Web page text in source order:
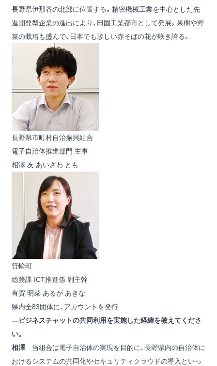
長野県伊那谷の北部に位置する。精密機械工業を中心とした先
進開発型企業の進出により、田園工業都市として発展。果樹や野
菜の栽培も盛んで、日本でも珍しい赤そばの花が咲き誇る。
長野県市町村自治振興組合
電子自治体推進部門 主事
相澤 友 あいざわ とも
箕輪町
総務課 ICT推進係 副主幹
有賀 明菜 あるが あきな
県内全83団体に、アカウントを発行
―ビジネスチャットの共同利用を実施した経緯を教えてくださ
い。
相澤当組合は電子自治体の実現を目的に、長野県内の自治体に
おけるシステムの共同化やセキュリティクラウドの導入といっ